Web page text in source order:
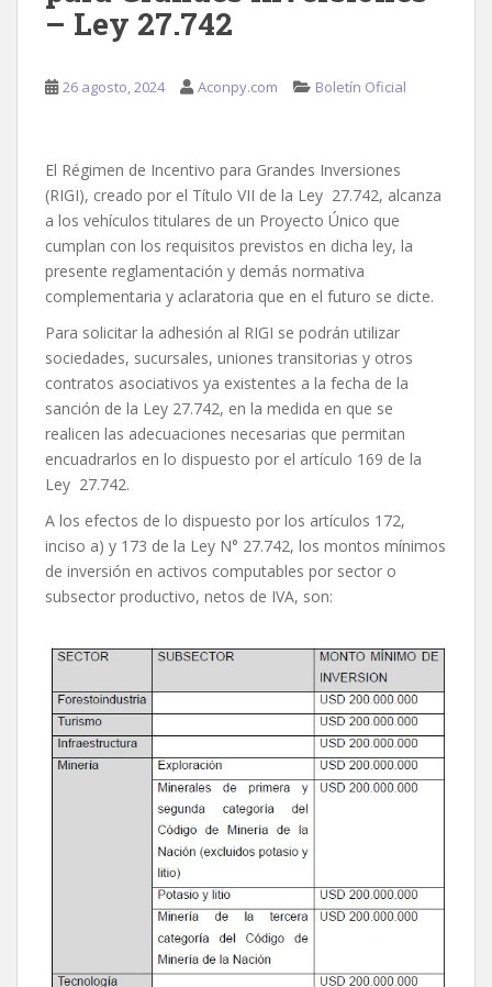
– Ley 27.742
26 agosto, 2024 Aconpy.com Boletín Oficial
El Régimen de Incentivo para Grandes Inversiones
(RIGI), creado por el Título VII de la Ley 27.742, alcanza
a los vehículos titulares de un Proyecto Único que
cumplan con los requisitos previstos en dicha ley, la
presente reglamentación y demás normativa
complementaria y aclaratoria que en el futuro se dicte.
Para solicitar la adhesión al RIGI se podrán utilizar
sociedades, sucursales, uniones transitorias y otros
contratos asociativos ya existentes a la fecha de la
sanción de la Ley 27.742, en la medida en que se
realicen las adecuaciones necesarias que permitan
encuadrarlos en lo dispuesto por el artículo 169 de la
Ley 27.742.
A los efectos de lo dispuesto por los artículos 172,
inciso a) y 173 de la Ley N° 27.742, los montos mínimos
de inversión en activos computables por sector o
subsector productivo, netos de IVA, son: